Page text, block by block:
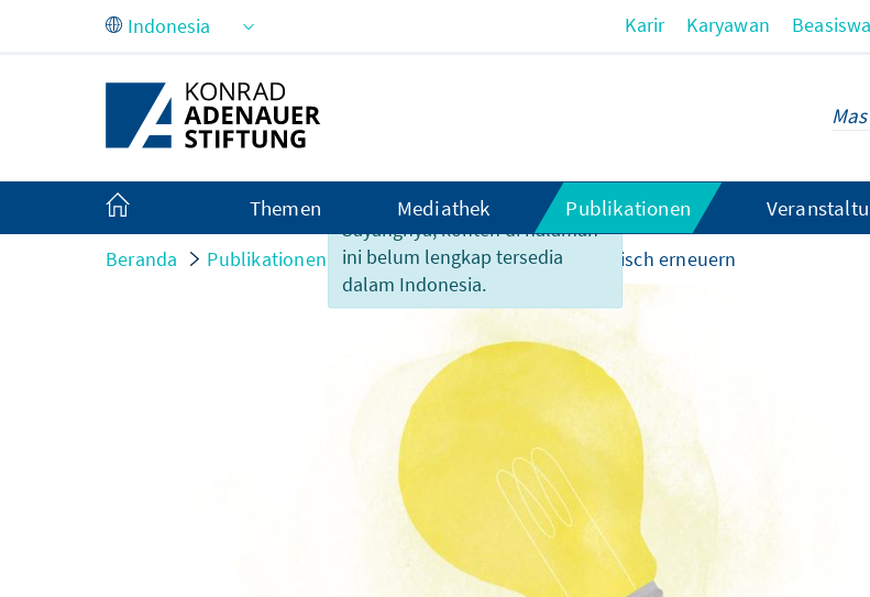
Skip to Main Content
Sayangnya, konten di halaman
ini belum lengkap tersedia
dalam Indonesia.
Karir Karyawan Beasiswa
Themen Mediathek Publikationen
Beranda Publikationen Soziale Marktwirtschaft ökologisch erneuern